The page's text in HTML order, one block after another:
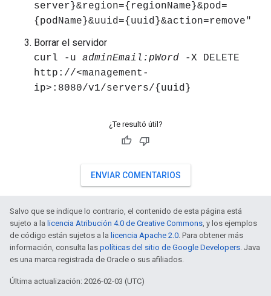
server}&region={regionName}&pod=
{podName}&uuid={uuid}&action=remove"
Borrar el servidor
curl -u adminEmail:pWord -X DELETE
http://<management-
ip>:8080/v1/servers/{uuid}
¿Te resultó útil?
ENVIAR COMENTARIOS
Salvo que se indique lo contrario, el contenido de esta página está
sujeto a la licencia Atribución 4.0 de Creative Commons, y los ejemplos
de código están sujetos a la licencia Apache 2.0. Para obtener más
información, consulta las políticas del sitio de Google Developers. Java
es una marca registrada de Oracle o sus afiliados.
Última actualización: 2026-02-03 (UTC)